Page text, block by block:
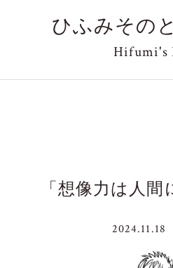
ひふみその
Hifumi's
「想像力は人間
2024.11.18